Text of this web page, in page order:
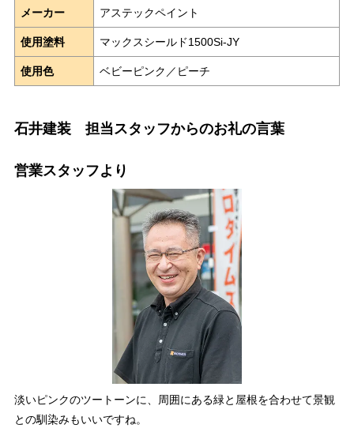
メーカー アステックペイント
使用塗料 マックスシールド1500Si-JY
使用色 ベビーピンク／ピーチ
石井建装 担当スタッフからのお礼の言葉
営業スタッフより
淡いピンクのツートーンに、周囲にある緑と屋根を合わせて景観
との馴染みもいいですね。